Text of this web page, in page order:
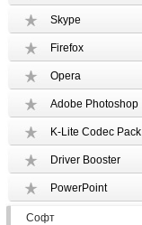
Skype
Firefox
Opera
Adobe Photoshop
K-Lite Codec Pack
Driver Booster
PowerPoint
Софт